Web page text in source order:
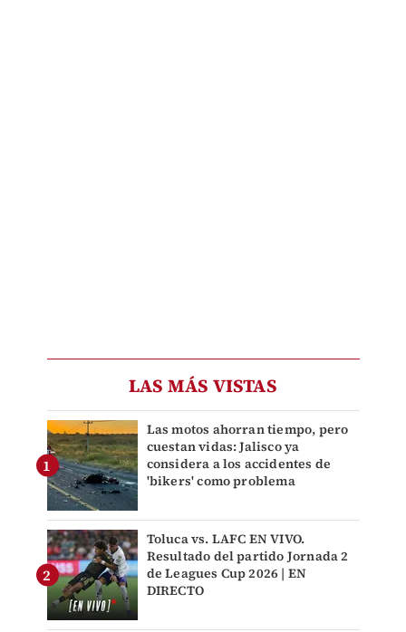
LAS MÁS VISTAS
Las motos ahorran tiempo, pero
cuestan vidas: Jalisco ya
considera a los accidentes de
'bikers' como problema
Toluca vs. LAFC EN VIVO.
Resultado del partido Jornada 2
de Leagues Cup 2026 | EN
DIRECTO